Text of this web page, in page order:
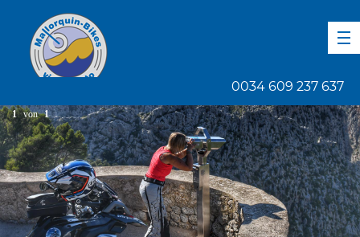
0034 609 237 637
1 von 1